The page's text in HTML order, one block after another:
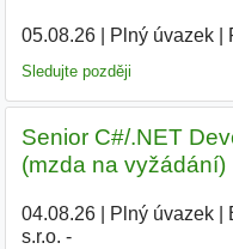
05.08.26| Plný úvazek|
Sledujte později
Senior C#/.NET
(mzda na vyžádání)
04.08.26| Plný úvazek|
s.r.o. -